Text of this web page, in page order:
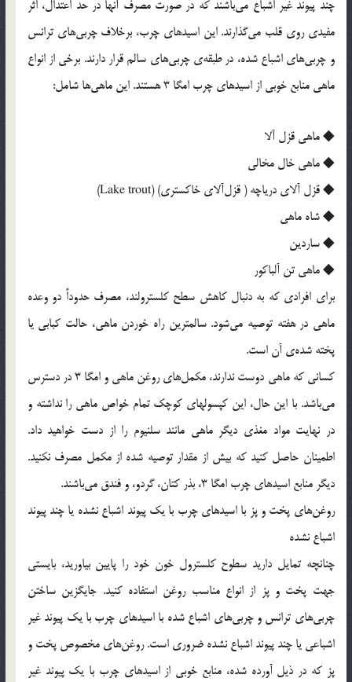
چند پیوند غیر اشباع می‌باشند که در صورت مصرف آنها در حد اعتدال، اثر
مفیدی روی قلب می‌گذارند. این اسیدهای چرب، برخلاف چربی‌های ترانس
و چربی‌های اشباع شده، در طبقه‌ی چربی‌های سالم قرار دارند. برخی از انواع
ماهی منابع خوبی از اسیدهای چرب امگا 3 هستند. این ماهی‌ها شامل:
◆ ماهی قزل آلا
◆ ماهی خال مخالی
◆ قزل آلای دریاچه ( قزل‌آلای خاکستری) (Lake trout)
◆ شاه ماهی
◆ ساردین
◆ ماهی تن آلباکور
برای افرادی که به دنبال کاهش سطح کلسترولند، مصرف حدوداً دو وعده
ماهی در هفته توصیه می‌شود. سالمترین راه خوردن ماهی، حالت کبابی یا
پخته شده‌ی آن است.
کسانی که ماهی دوست ندارند، مکمل‌های روغن ماهی و امگا 3 در دسترس
می‌باشد. با این حال، این کپسولهای کوچک تمام خواص ماهی را نداشته و
در نهایت مواد مغذی دیگر ماهی مانند سلنیوم را از دست خواهید داد.
اطمینان حاصل کنید که بیش از مقدار توصیه شده از مکمل مصرف نکنید.
دیگر منابع اسیدهای چرب امگا 3، بذر کتان، گردو، و فندق می‌باشند.
روغن‌های پخت و پز با اسیدهای چرب با یک پیوند اشباع نشده یا چند پیوند
اشباع نشده
چنانچه تمایل دارید سطوح کلسترول خون خود را پایین بیاورید، بایستی
جهت پخت و پز از انواع مناسب روغن استفاده کنید. جایگزین ساختن
چربی‌های ترانس و چربی‌های اشباع شده با اسیدهای چرب با یک پیوند غیر
اشباعی یا چند پیوند اشباع نشده ضروری است. روغن‌های مخصوص پخت و
پز که در ذیل آورده شده، منابع خوبی از اسیدهای چرب با یک پیوند غیر